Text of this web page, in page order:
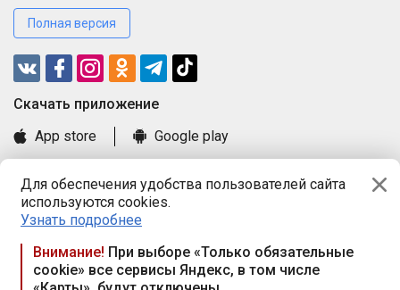
Для обеспечения удобства пользователей сайта
используются cookies.
Узнать подробнее
Внимание! При выборе «Только обязательные
cookie» все сервисы Яндекс, в том числе
Полная версия
Cкачать приложение
App store
Google play
Книга замечаний и предложений
Правила и документы
Praca.by © 2000—2026, ООО «ПРАЦА БАЙ»
Республика Беларусь, 220114, г. Минск, пр-т Независимости
117а, пом. № 9.